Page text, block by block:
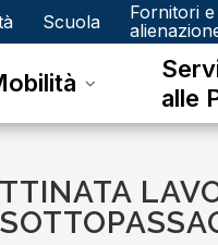
Scuola
Fornitori
alle